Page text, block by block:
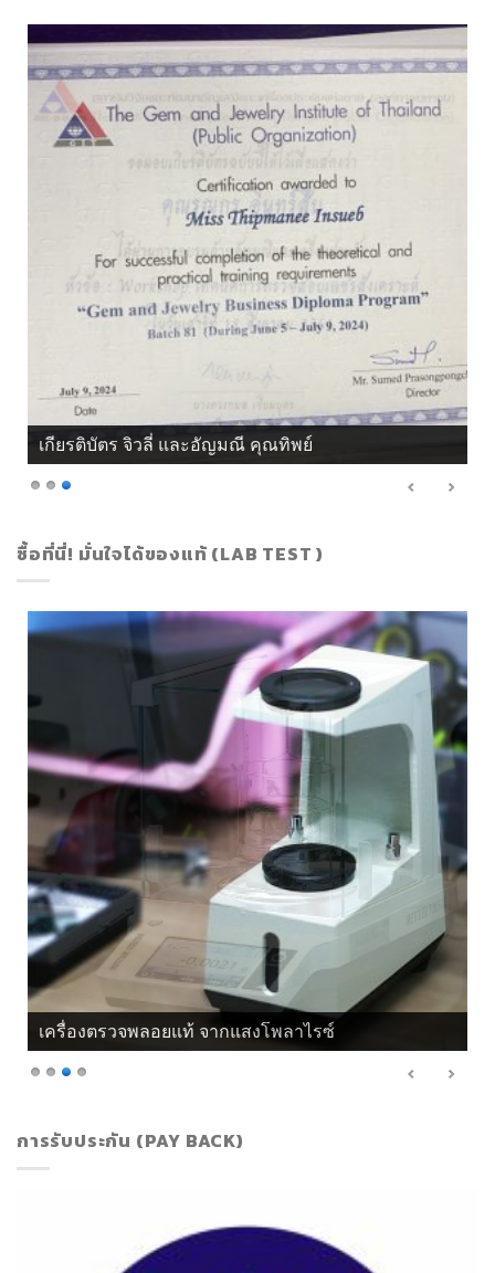
เกียรติบัตร จิวลี่ และอัญมณี คุณทิพย์
ซื้อที่นี่! มั่นใจได้ของแท้ (LAB TEST )
เครื่องตรวจพลอยแท้ จากแสงโพลาไรซ์
การรับประกัน (PAY BACK)